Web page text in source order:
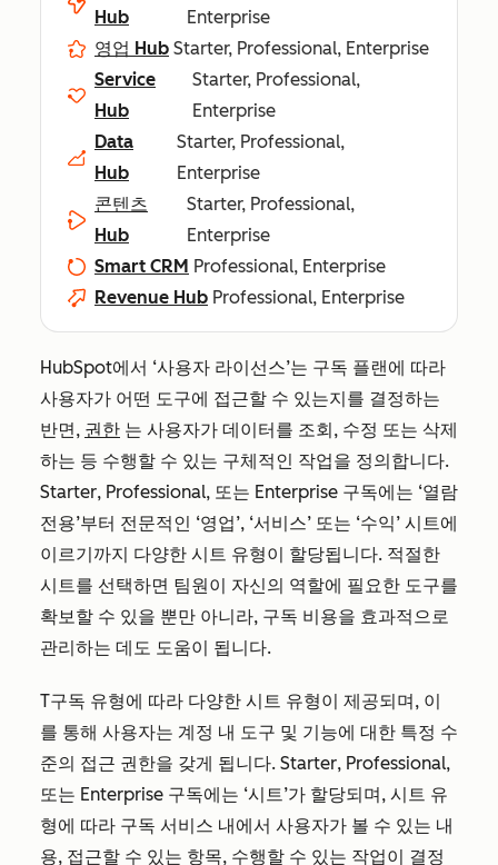
Hub
Enterprise
영업 Hub Starter, Professional, Enterprise
Service
Hub
Starter, Professional,
Enterprise
Data
Hub
Starter, Professional,
Enterprise
콘텐츠
Hub
Starter, Professional,
Enterprise
Smart CRM Professional, Enterprise
Revenue Hub Professional, Enterprise
HubSpot에서 ‘사용자 라이선스’는 구독 플랜에 따라
사용자가 어떤 도구에 접근할 수 있는지를 결정하는
반면, 권한 는 사용자가 데이터를 조회, 수정 또는 삭제
하는 등 수행할 수 있는 구체적인 작업을 정의합니다.
Starter, Professional, 또는 Enterprise 구독에는 ‘열람
전용’부터 전문적인 ‘영업’, ‘서비스’ 또는 ‘수익’ 시트에
이르기까지 다양한 시트 유형이 할당됩니다. 적절한
시트를 선택하면 팀원이 자신의 역할에 필요한 도구를
확보할 수 있을 뿐만 아니라, 구독 비용을 효과적으로
관리하는 데도 도움이 됩니다.
T구독 유형에 따라 다양한 시트 유형이 제공되며, 이
를 통해 사용자는 계정 내 도구 및 기능에 대한 특정 수
준의 접근 권한을 갖게 됩니다. Starter, Professional,
또는 Enterprise 구독에는 ‘시트’가 할당되며, 시트 유
형에 따라 구독 서비스 내에서 사용자가 볼 수 있는 내
용, 접근할 수 있는 항목, 수행할 수 있는 작업이 결정